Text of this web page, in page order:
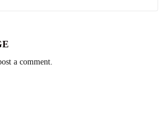
a comment.